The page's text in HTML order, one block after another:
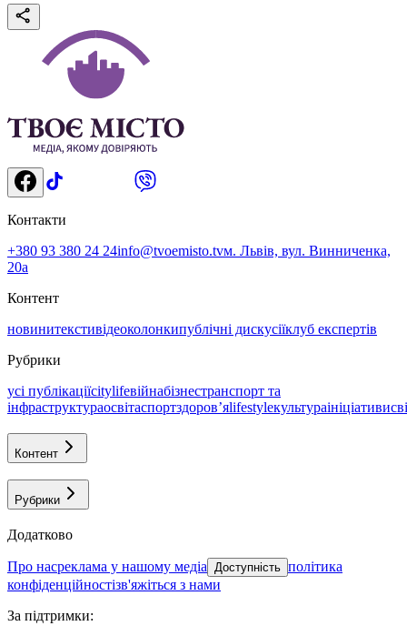
Контакти
+380 93 380 24 24info@tvoemisto.tvм. Львів, вул. Винниченка,
20а
Контент
новинитекстивідеоколонкипублічні дискусіїклуб експертів
Рубрики
усі публікаціїcitylifeвійнабізнестранспорт та
інфраструктураосвітаспортздоровʼяlifestyleкультураініціативи
Контент
Рубрики
Додатково
про насреклама у нашому медіа Доступність політика
конфіденційностізв'яжіться з нами
За підтримки: